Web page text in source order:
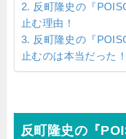
反町隆史の『
止む理由！
反町隆史の『
止むのは本当だった！
反町隆史の『